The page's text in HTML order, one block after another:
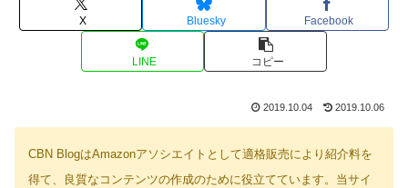
X Bluesky Facebook
LINE コピー
2019.10.04 2019.10.06
CBN BlogはAmazonアソシエイトとして適格販売により紹介料を
得て、良質なコンテンツの作成のために役立てています。当サイ